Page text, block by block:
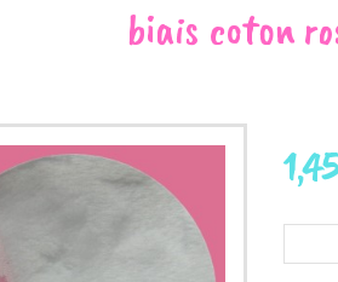
biais coton